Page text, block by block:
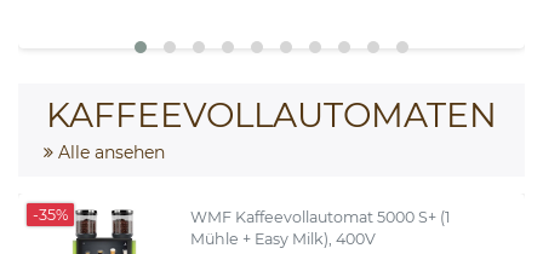
KAFFEEVOLLAUTOMATEN
Alle ansehen
-35%
WMF Kaffeevollautomat 5000 S+ (1
Mühle + Easy Milk), 400V